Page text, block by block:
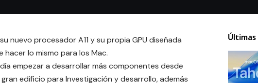
nuevo procesador A11 y su propia GPU diseñada
lo mismo para los Mac.
empezar a desarrollar más componentes desde
edificio para Investigación y desarrollo, además